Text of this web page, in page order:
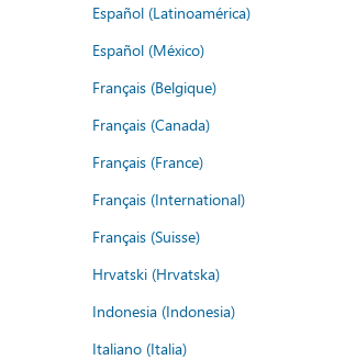
Español (Latinoamérica)
Español (México)
Français (Belgique)
Français (Canada)
Français (France)
Français (International)
Français (Suisse)
Hrvatski (Hrvatska)
Indonesia (Indonesia)
Italiano (Italia)